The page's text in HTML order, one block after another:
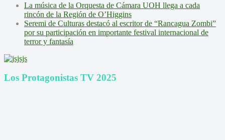
La música de la Orquesta de Cámara UOH llega a cada
rincón de la Región de O’Higgins
Seremi de Culturas destacó al escritor de “Rancagua Zombi”
por su participación en importante festival internacional de
terror y fantasía
Los Protagonistas TV 2025